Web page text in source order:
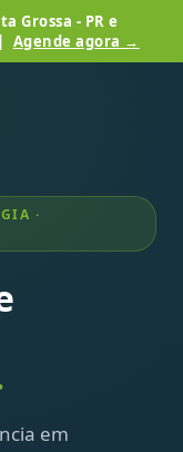
Grossa - PR e
Agende agora →
·
em